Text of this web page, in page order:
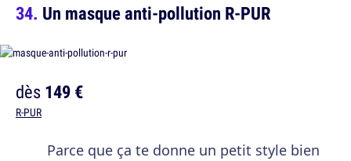
Un masque anti-pollution R-PUR
dès149 €
R-PUR
Parce que ça te donne un petit style bien